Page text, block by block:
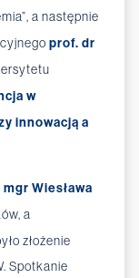
a następnie
prof. dr
w
innowacją a
mgr Wiesława
a
złożenie
Spotkanie